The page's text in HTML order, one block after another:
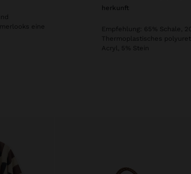
eine
herkunft
Empfehlung: 65% Schale,
Thermoplastisches
Acryl, 5% Stein